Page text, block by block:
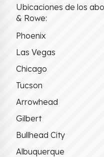
Ubicaciones de los
& Rowe:
Phoenix
Las Vegas
Chicago
Tucson
Arrowhead
Gilbert
Bullhead City
Albuquerque